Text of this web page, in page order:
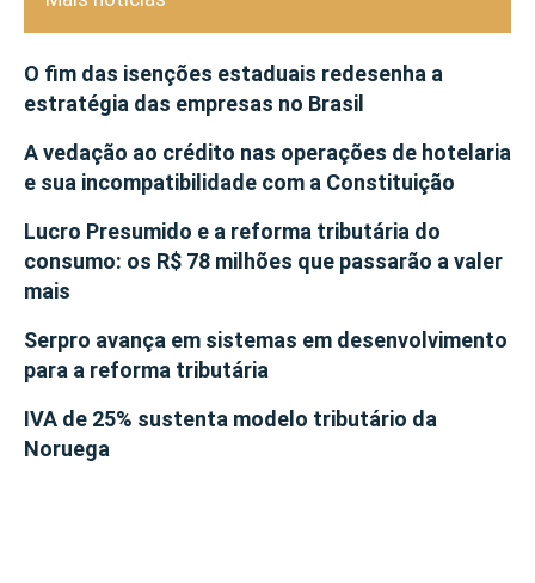
O fim das isenções estaduais redesenha a
estratégia das empresas no Brasil
A vedação ao crédito nas operações de hotelaria
e sua incompatibilidade com a Constituição
Lucro Presumido e a reforma tributária do
consumo: os R$ 78 milhões que passarão a valer
mais
Serpro avança em sistemas em desenvolvimento
para a reforma tributária
IVA de 25% sustenta modelo tributário da
Noruega